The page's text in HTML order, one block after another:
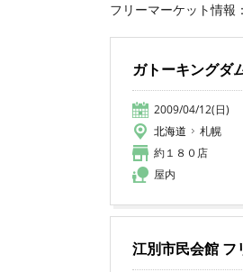
フリーマーケット情報
ガトーキングダ
2009/04/12(日)
北海道
札幌
約１８０店
屋内
江別市民会館 フ